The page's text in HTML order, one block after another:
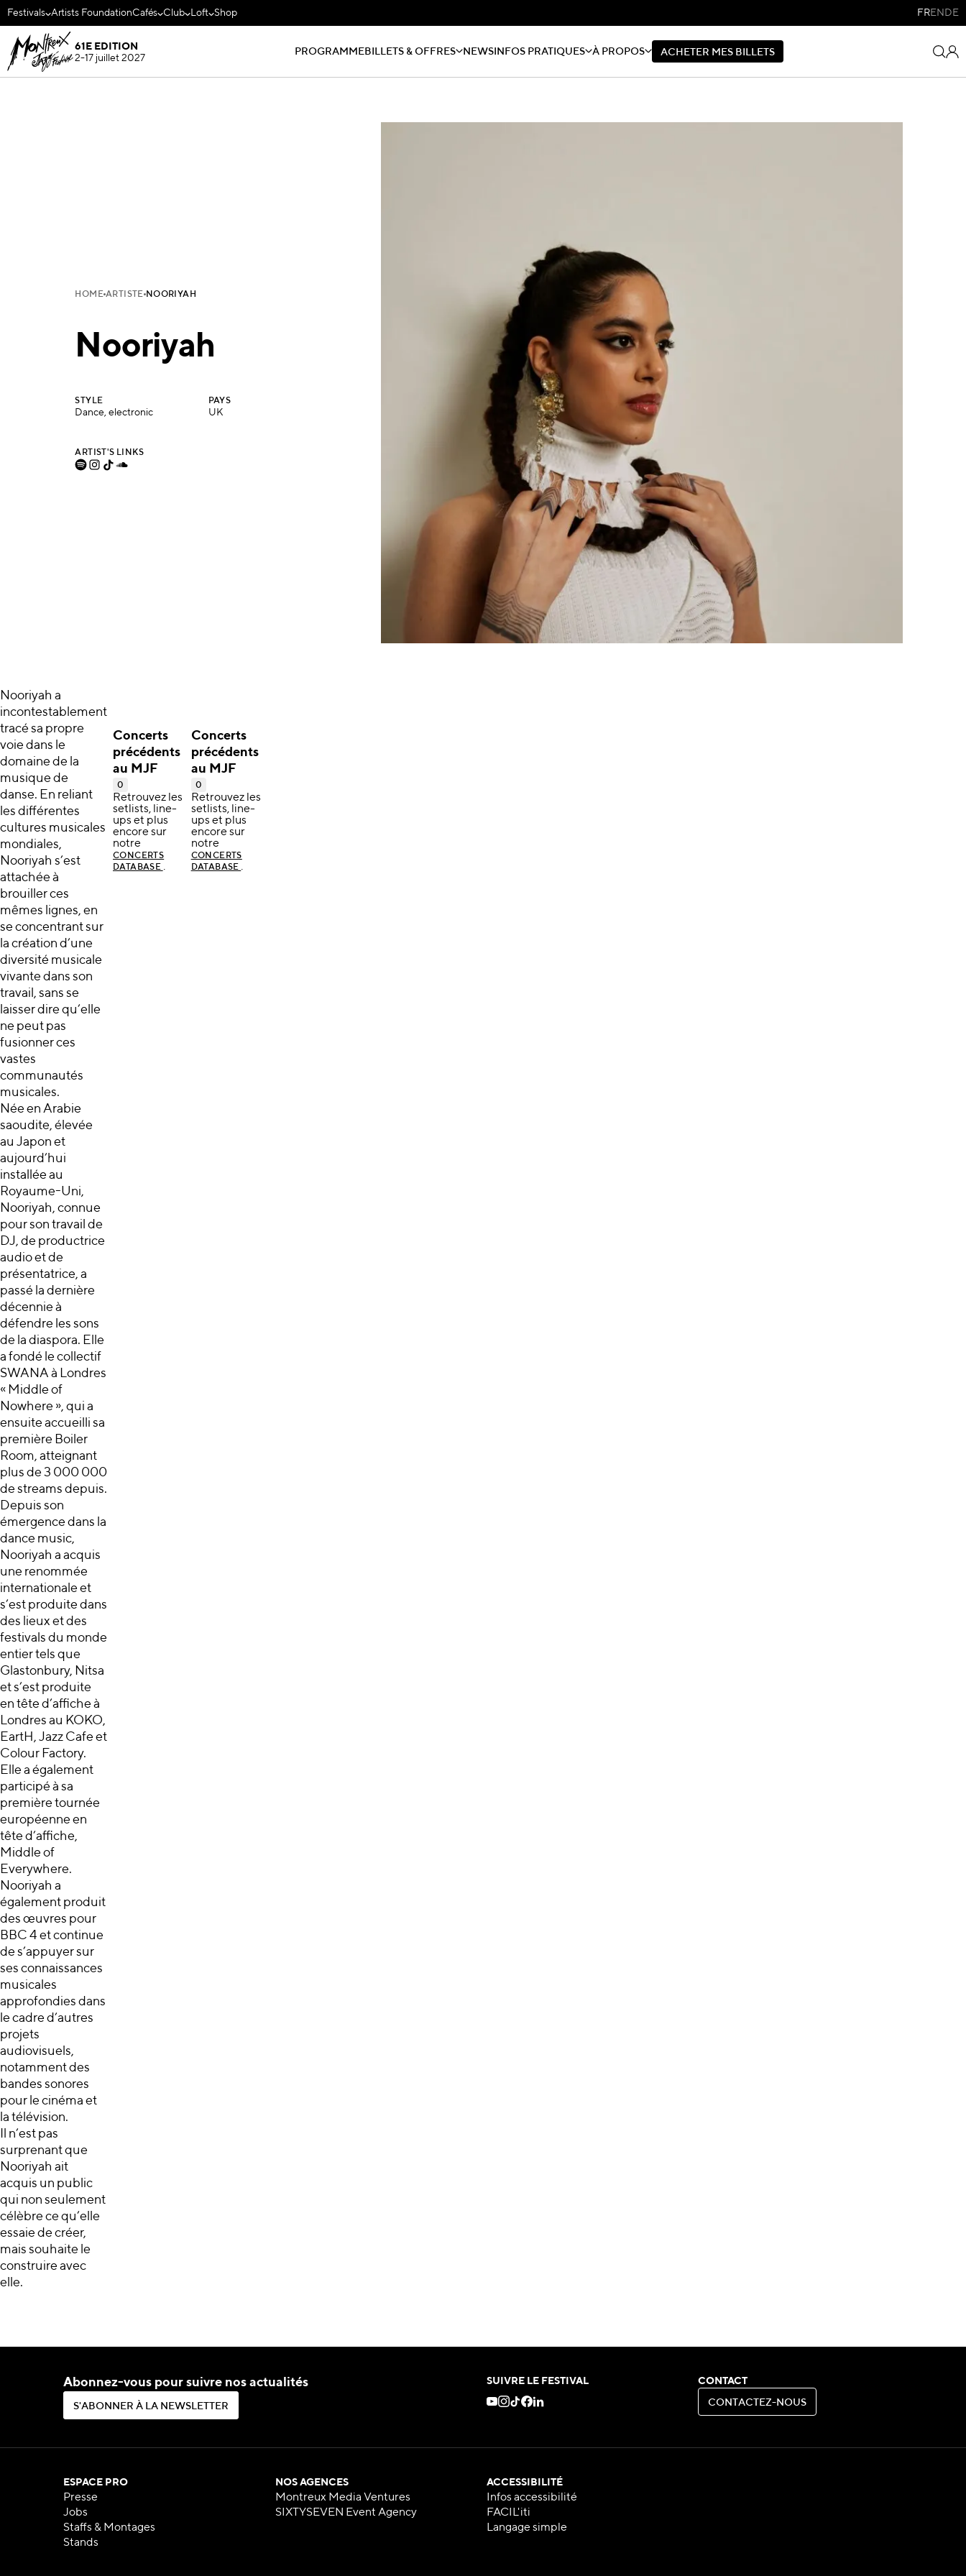
Festivals Artists FoundationCafés Club Loft Shop FREN DE
61E EDITION
2-17 juillet 2027
PROGRAMMEBILLETS & OFFRES NEWSINFOS PRATIQUES À PROPOS AC H ET ER M ES B LLET S
ACHETER MES BILLETS
HOME ARTISTE NOORIYAH
Nooriyah
STYLE
Dance, electronic
PAYS
UK
ARTIST'S LINKS
Nooriyah a
incontestablement
tracé sa propre
voie dans le
domaine de la
musique de
danse. En reliant
les différentes
cultures musicales
mondiales,
Nooriyah s’est
attachée à
brouiller ces
mêmes lignes, en
se concentrant sur
la création d’une
diversité musicale
vivante dans son
travail, sans se
laisser dire qu’elle
ne peut pas
fusionner ces
vastes
communautés
musicales.
Née en Arabie
saoudite, élevée
au Japon et
aujourd’hui
installée au
Royaume-Uni,
Nooriyah, connue
pour son travail de
DJ, de productrice
audio et de
présentatrice, a
passé la dernière
décennie à
défendre les sons
de la diaspora. Elle
a fondé le collectif
SWANA à Londres
« Middle of
Nowhere », qui a
ensuite accueilli sa
première Boiler
Room, atteignant
plus de 3 000 000
de streams depuis.
Depuis son
émergence dans la
dance music,
Nooriyah a acquis
une renommée
internationale et
s’est produite dans
des lieux et des
festivals du monde
entier tels que
Glastonbury, Nitsa
et s’est produite
en tête d’affiche à
Londres au KOKO,
EartH, Jazz Cafe et
Colour Factory.
Elle a également
participé à sa
première tournée
européenne en
tête d’affiche,
Middle of
Everywhere.
Nooriyah a
également produit
des œuvres pour
BBC 4 et continue
de s’appuyer sur
ses connaissances
musicales
approfondies dans
le cadre d’autres
projets
audiovisuels,
notamment des
bandes sonores
pour le cinéma et
la télévision.
Il n’est pas
surprenant que
Nooriyah ait
acquis un public
qui non seulement
célèbre ce qu’elle
essaie de créer,
mais souhaite le
construire avec
elle.
Concerts
précédents
au MJF
0
Retrouvez les
setlists, line-
ups et plus
encore sur
notre
CONCERTS
DATABASE .
Concerts
précédents
au MJF
0
Retrouvez les
setlists, line-
ups et plus
encore sur
notre
CONCERTS
DATABASE .
Abonnez-vous pour suivre nos actualités
S'A BO N N E R À LA N EWS ETT E R
S'ABONNER À LA NEWSLETTER
SUIVRE LE FESTIVAL CONTACT
CO NTACT EZ- NOUS
CONTACTEZ-NOUS
ESPACE PRO
Presse
Jobs
Staffs & Montages
Stands
NOS AGENCES
Montreux Media Ventures
SIXTYSEVEN Event Agency
ACCESSIBILITÉ
Infos accessibilité
FACIL'iti
Langage simple